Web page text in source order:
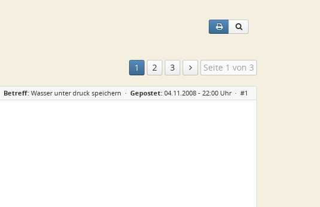
1 2 3 Seite 1 von 3
Betreff: Wasser unter druck speichern · Gepostet: 04.11.2008 - 22:00 Uhr · #1